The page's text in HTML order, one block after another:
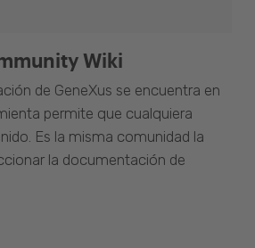
Wiki
de GeneXus se encuentra en
permite que cualquiera
Es la misma comunidad la
la documentación de